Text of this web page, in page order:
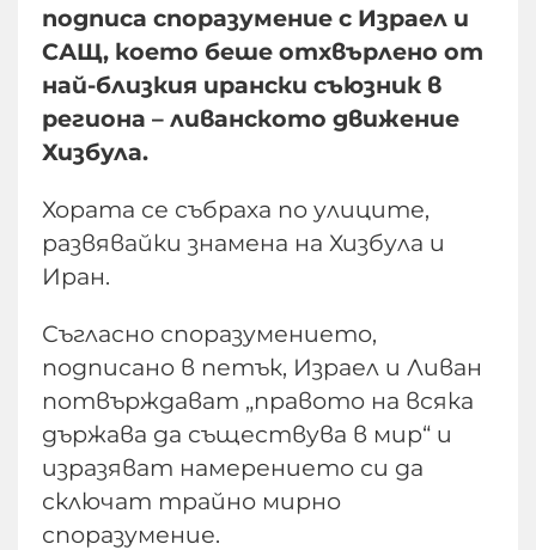
подписа споразумение с Израел и
САЩ, което беше отхвърлено от
най-близкия ирански съюзник в
региона – ливанското движение
Хизбула.
Хората се събраха по улиците,
развявайки знамена на Хизбула и
Иран.
Съгласно споразумението,
подписано в петък, Израел и Ливан
потвърждават „правото на всяка
държава да съществува в мир“ и
изразяват намерението си да
сключат трайно мирно
споразумение.